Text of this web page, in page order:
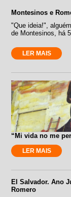
Montesinos e
"Que ideia!",
de Montesinos, há
LER MAIS
“Mi vida no me
LER MAIS
El Salvador. Ano
Romero